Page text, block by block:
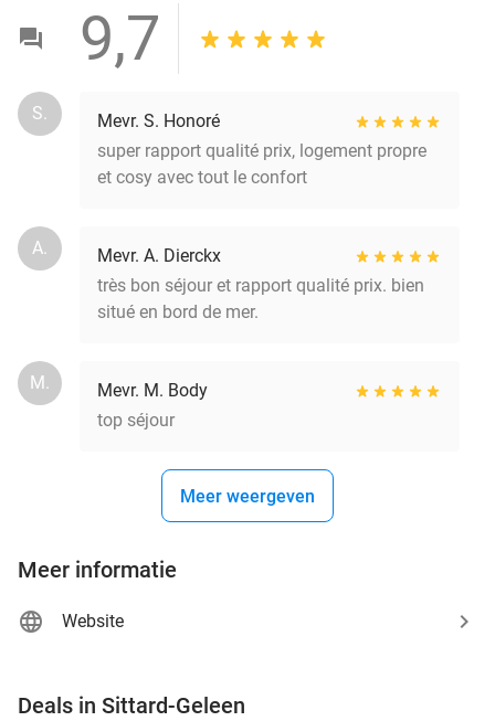
9,7
S.
Mevr. S. Honoré
super rapport qualité prix, logement propre
et cosy avec tout le confort
A.
Mevr. A. Dierckx
très bon séjour et rapport qualité prix. bien
situé en bord de mer.
M.
Mevr. M. Body
top séjour
Meer weergeven
Meer informatie
Website
Deals in Sittard-Geleen